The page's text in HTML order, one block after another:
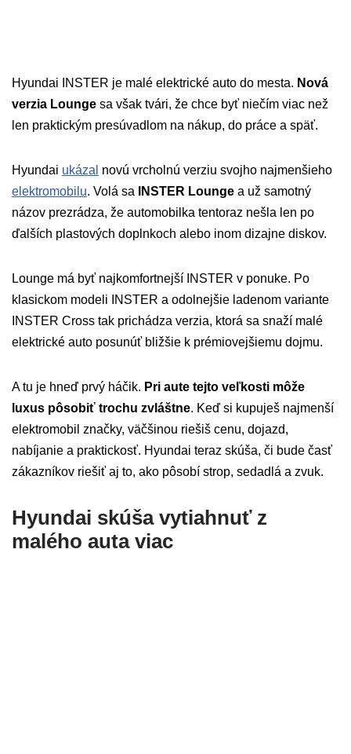
Hyundai INSTER je malé elektrické auto do mesta. Nová
verzia Lounge sa však tvári, že chce byť niečím viac než
len praktickým presúvadlom na nákup, do práce a späť.
Hyundai ukázal novú vrcholnú verziu svojho najmenšieho
elektromobilu. Volá sa INSTER Lounge a už samotný
názov prezrádza, že automobilka tentoraz nešla len po
ďalších plastových doplnkoch alebo inom dizajne diskov.
Lounge má byť najkomfortnejší INSTER v ponuke. Po
klasickom modeli INSTER a odolnejšie ladenom variante
INSTER Cross tak prichádza verzia, ktorá sa snaží malé
elektrické auto posunúť bližšie k prémiovejšiemu dojmu.
A tu je hneď prvý háčik. Pri aute tejto veľkosti môže
luxus pôsobiť trochu zvláštne. Keď si kupuješ najmenší
elektromobil značky, väčšinou riešiš cenu, dojazd,
nabíjanie a praktickosť. Hyundai teraz skúša, či bude časť
zákazníkov riešiť aj to, ako pôsobí strop, sedadlá a zvuk.
Hyundai skúša vytiahnuť z
malého auta viac